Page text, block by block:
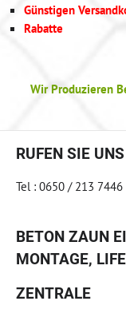
Günstigen
Rabatte
Wir Produzieren
RUFEN SIE
Tel : 0650 / 213 7446
BETON ZAUN
MONTAGE,
ZENTRALE